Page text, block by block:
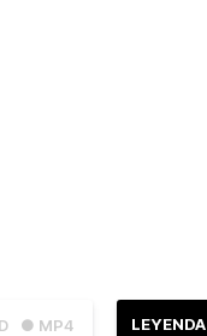
● MP4 LEYENDA